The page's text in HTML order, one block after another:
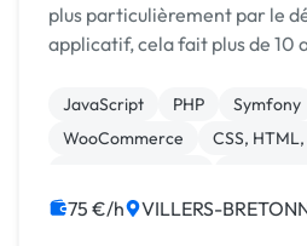
plus particulièrement par le
applicatif, cela fait plus de 10
missions, je m'intéresse à
JavaScript PHP Symfony
WooCommerce
CSS,
75 €/h VILLERS-